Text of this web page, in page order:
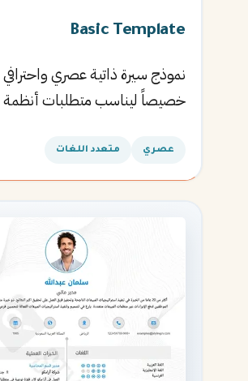
Basic Template
نموذج سيرة ذاتية عصري
خصيصاً ليناسب متطلبات أنظمة
القادمة.
عصري متعدد اللغات